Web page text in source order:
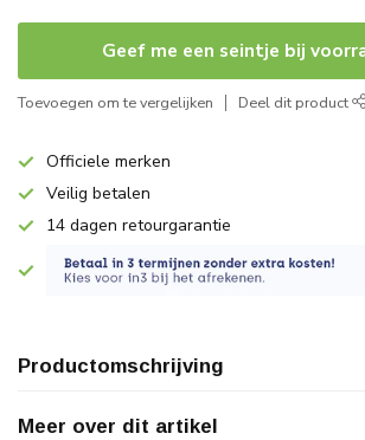
Geef me een seintje bij
Toevoegen om te vergelijken Deel dit product
Officiele merken
Veilig betalen
14 dagen retourgarantie
Productomschrijving
Meer over dit artikel